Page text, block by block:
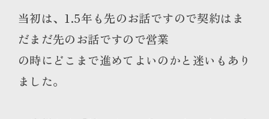
当初は、1.5年も先のお話ですので契約はま
だまだ先のお話ですので営業
の時にどこまで進めてよいのかと迷いもあり
ました。